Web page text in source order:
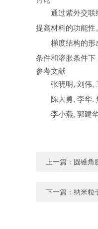
通过紫外交联
提高材料的功能性
梯度结构的形
条件和溶胀条件下
参考文献
张晓明, 刘伟,
陈大勇, 李华.
李小燕, 郭建
上一篇： 圆锥角
下一篇： 纳米粒